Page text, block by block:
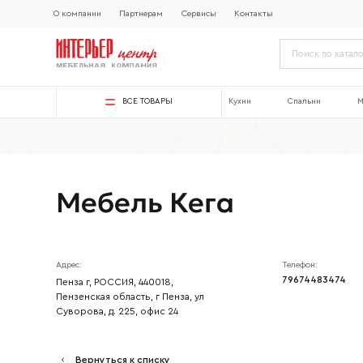
О компании Партнерам Сервисы Контакты
ВСЕ ТОВАРЫ Кухни Спальни
Мебель Кега
Адрес:
Пенза г, РОССИЯ, 440018,
Пензенская область, г Пенза, ул
Суворова, д. 225, офис 24
Телефон:
79674483474
Вернуться к списку